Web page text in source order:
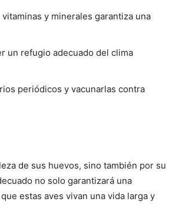
y minerales garantiza una
un refugio adecuado del clima
periódicos y vacunarlas contra
de sus huevos, sino también por su
no solo garantizará una
estas aves vivan una vida larga y